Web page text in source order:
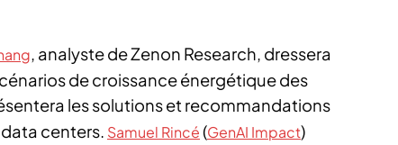
, analyste de Zenon Research, dressera
de croissance énergétique des
les solutions et recommandations
centers. Samuel Rincé(GenAI Impact)